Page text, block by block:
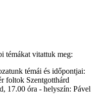
témákat vitattuk meg:
témái és időpontjai:
foltok Szentgotthárd
17.00 óra - helyszín: Pável